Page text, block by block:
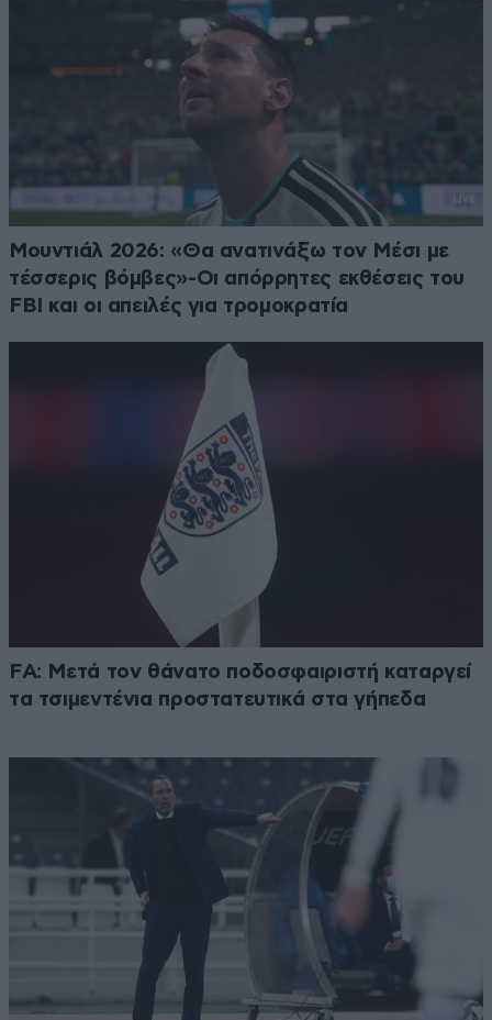
Μουντιάλ 2026: «Θα ανατινάξω τον Μέσι με
τέσσερις βόμβες»-Οι απόρρητες εκθέσεις του
FBI και οι απειλές για τρομοκρατία
FA: Μετά τον θάνατο ποδοσφαιριστή καταργεί
τα τσιμεντένια προστατευτικά στα γήπεδα